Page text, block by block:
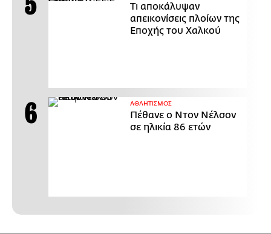
Τι αποκάλυψαν
απεικονίσεις πλοίων της
Εποχής του Χαλκού
ΑΘΛΗΤΙΣΜΟΣ
Πέθανε ο Ντον Νέλσον
σε ηλικία 86 ετών